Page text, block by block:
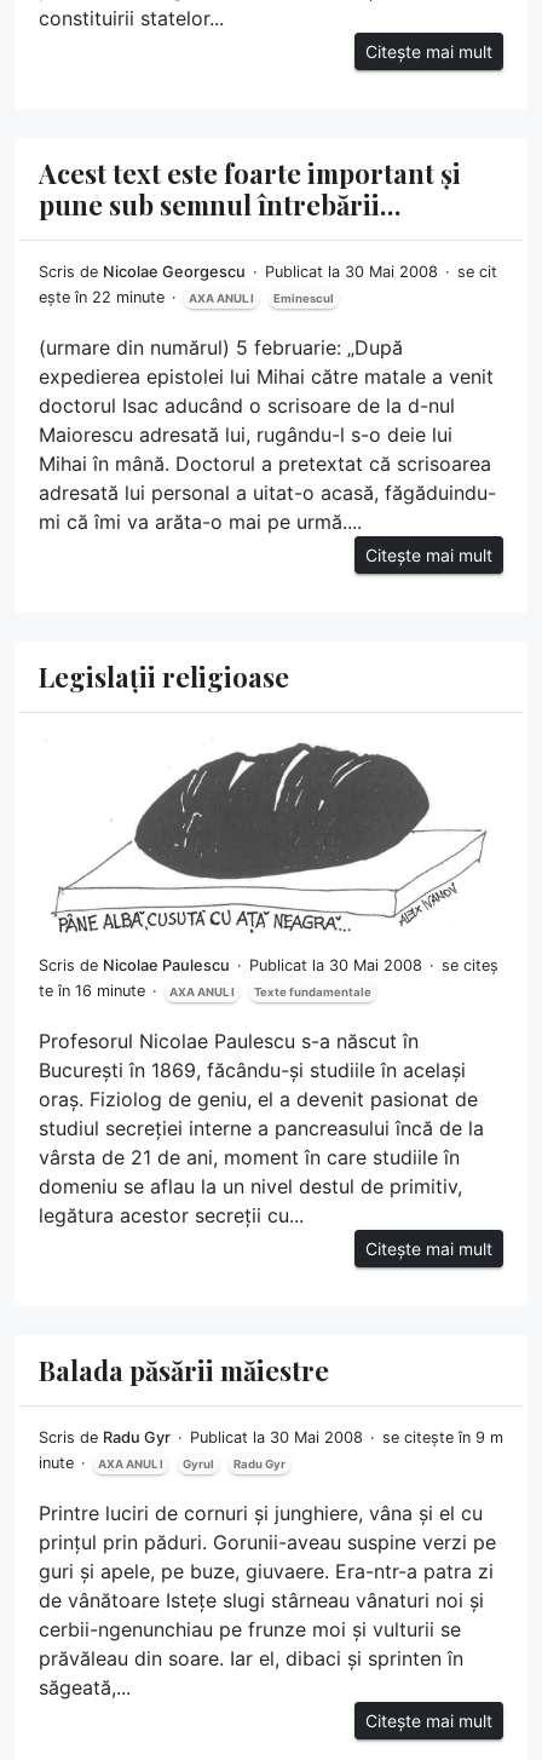
constituirii statelor...
Citește mai mult
Acest text este foarte important și
pune sub semnul întrebării…
Scris de Nicolae Georgescu Publicat la 30 Mai 2008
se cit
ește în 22 minute
AXA ANUL I Eminescul
(urmare din numărul) 5 februarie: „După
expedierea epistolei lui Mihai către matale a venit
doctorul Isac aducând o scrisoare de la d-nul
Maiorescu adresată lui, rugându-l s-o deie lui
Mihai în mână. Doctorul a pretextat că scrisoarea
adresată lui personal a uitat-o acasă, făgăduindu-
mi că îmi va arăta-o mai pe urmă....
Citește mai mult
Legislații religioase
Scris de Nicolae Paulescu Publicat la 30 Mai 2008
se citeș
te în 16 minute
AXA ANUL I Texte fundamentale
Profesorul Nicolae Paulescu s-a născut în
București în 1869, făcându-și studiile în același
oraș. Fiziolog de geniu, el a devenit pasionat de
studiul secreției interne a pancreasului încă de la
vârsta de 21 de ani, moment în care studiile în
domeniu se aflau la un nivel destul de primitiv,
legătura acestor secreții cu...
Citește mai mult
Balada păsării măiestre
Scris de Radu Gyr Publicat la 30 Mai 2008
se citește în 9 m
inute
AXA ANUL I Gyrul Radu Gyr
Printre luciri de cornuri și junghiere, vâna și el cu
prințul prin păduri. Gorunii-aveau suspine verzi pe
guri și apele, pe buze, giuvaere. Era-ntr-a patra zi
de vânătoare Istețe slugi stârneau vânaturi noi și
cerbii-ngenunchiau pe frunze moi și vulturii se
prăvăleau din soare. Iar el, dibaci și sprinten în
săgeată,...
Citește mai mult